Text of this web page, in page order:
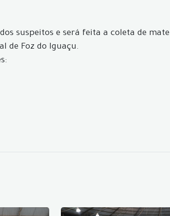
suspeitos e será feita a coleta de
de Foz do Iguaçu.